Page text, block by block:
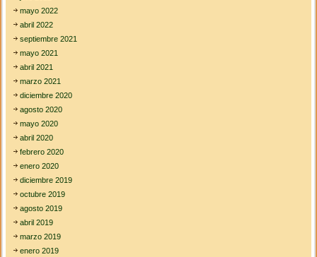
mayo 2022
abril 2022
septiembre 2021
mayo 2021
abril 2021
marzo 2021
diciembre 2020
agosto 2020
mayo 2020
abril 2020
febrero 2020
enero 2020
diciembre 2019
octubre 2019
agosto 2019
abril 2019
marzo 2019
enero 2019